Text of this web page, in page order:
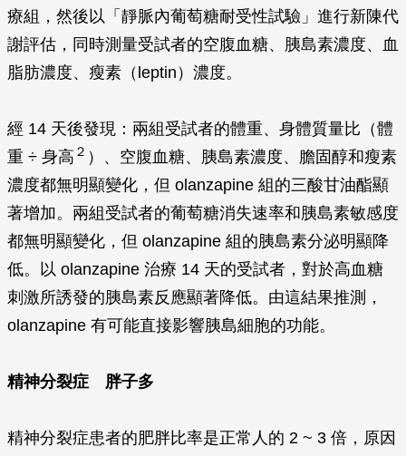
療組，然後以「靜脈內葡萄糖耐受性試驗」進行新陳代
謝評估，同時測量受試者的空腹血糖、胰島素濃度、血
脂肪濃度、瘦素（leptin）濃度。
經 14 天後發現：兩組受試者的體重、身體質量比（體
重 ÷ 身高 ２ ）、空腹血糖、胰島素濃度、膽固醇和瘦素
濃度都無明顯變化，但 olanzapine 組的三酸甘油酯顯
著增加。兩組受試者的葡萄糖消失速率和胰島素敏感度
都無明顯變化，但 olanzapine 組的胰島素分泌明顯降
低。以 olanzapine 治療 14 天的受試者，對於高血糖
刺激所誘發的胰島素反應顯著降低。由這結果推測，
olanzapine 有可能直接影響胰島細胞的功能。
精神分裂症 胖子多
精神分裂症患者的肥胖比率是正常人的 2 ~ 3 倍，原因